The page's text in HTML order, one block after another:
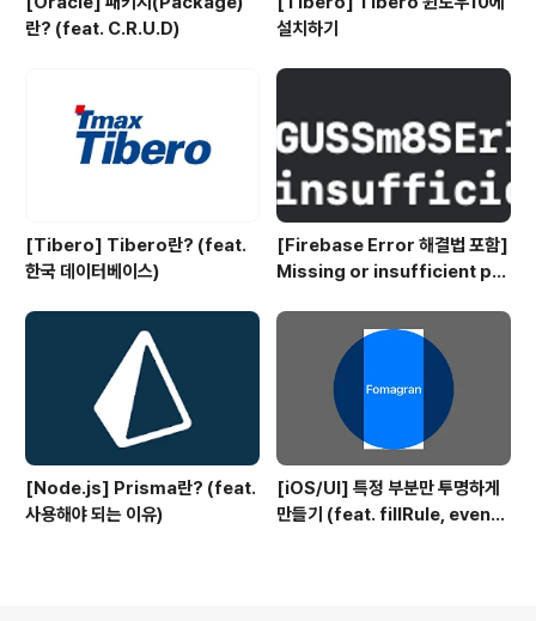
란? (feat. C.R.U.D)
설치하기
[Tibero] Tibero란? (feat.
한국 데이터베이스)
[Firebase Error 해결법 포함]
Missing or insufficient per
[Node.js] Prisma란? (feat.
사용해야 되는 이유)
[iOS/UI] 특정 부분만 투명하게
만들기 (feat. fillRule, evenO